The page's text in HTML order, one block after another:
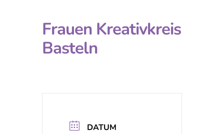
Frauen Kreativkreis
Basteln
DATUM